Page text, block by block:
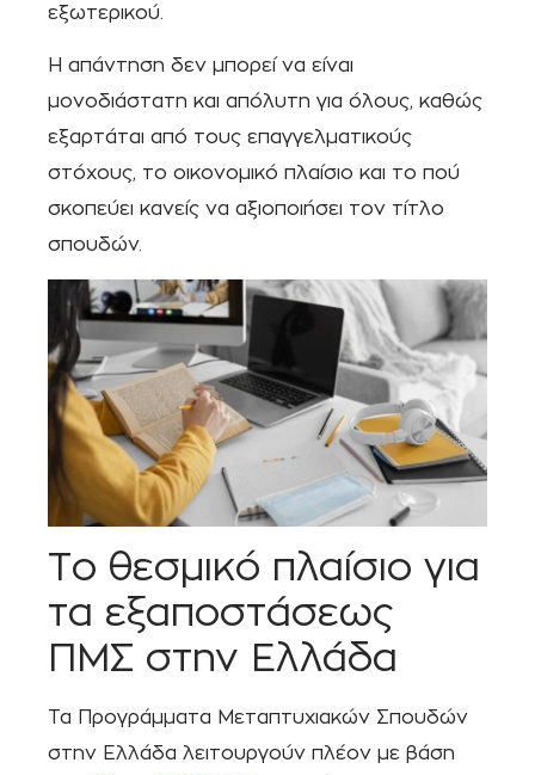
εξωτερικού.
Η απάντηση δεν μπορεί να είναι
μονοδιάστατη και απόλυτη για όλους, καθώς
εξαρτάται από τους επαγγελματικούς
στόχους, το οικονομικό πλαίσιο και το πού
σκοπεύει κανείς να αξιοποιήσει τον τίτλο
σπουδών.
Το θεσμικό πλαίσιο για
τα εξαποστάσεως
ΠΜΣ στην Ελλάδα
Τα Προγράμματα Μεταπτυχιακών Σπουδών
στην Ελλάδα λειτουργούν πλέον με βάση